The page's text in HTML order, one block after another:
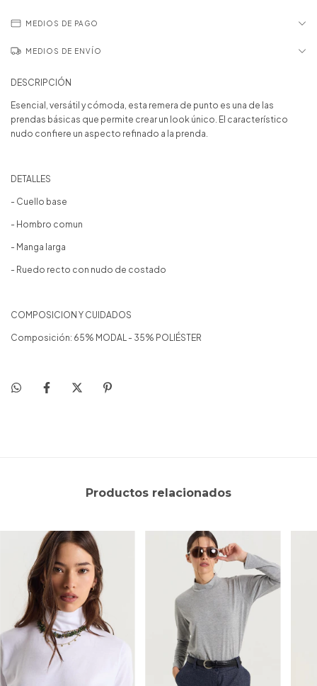
MEDIOS DE PAGO
MEDIOS DE ENVÍO
DESCRIPCIÓN
Esencial, versátil y cómoda, esta remera de punto es una de las
prendas básicas que permite crear un look único. El característico
nudo confiere un aspecto refinado a la prenda.
DETALLES
- Cuello base
- Hombro comun
- Manga larga
- Ruedo recto con nudo de costado
COMPOSICION Y CUIDADOS
Composición: 65% MODAL - 35% POLIÉSTER
Productos relacionados